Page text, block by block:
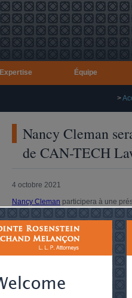
Expertise Équipe
>
Nancy Cleman
de CAN-TECH
4 octobre 2021
Nancy Cleman participera à une
déroulera en ligne les 20 et 21
Cet événement permettra aux
développements majeurs du droit
Le 20 octobre, au cours d’une
collègues juristes discuteront de
l’utilisation potentielle des